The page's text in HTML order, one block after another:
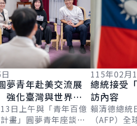
夢青年赴美交流展
化臺灣與世界連
日上午與「青年百億
畫」圓夢青年座談，
115年02月
總統接受
訪內容
賴清德總統
（AFP）